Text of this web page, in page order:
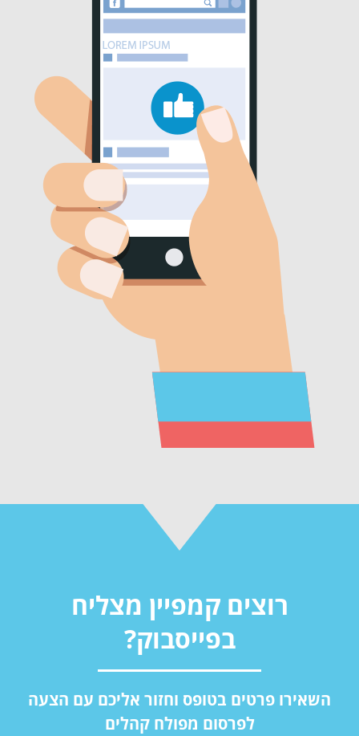
רוצים קמפיין מצליח
בפייסבוק?
השאירו פרטים בטופס וחזור אליכם עם הצעה
לפרסום מפולח קהלים